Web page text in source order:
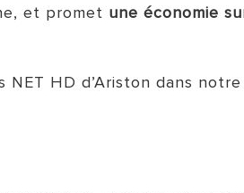
et promet une économie
NET HD d’Ariston dans